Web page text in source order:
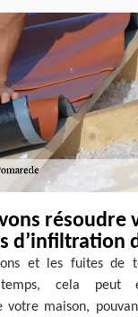
résoudre
d’infiltration
et les fuites de
cela peut
votre maison,